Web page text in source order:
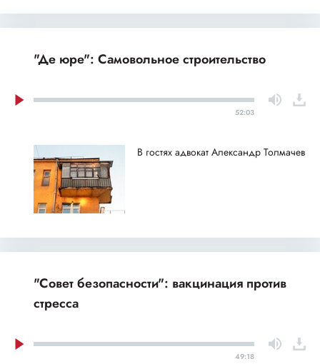
"Де юре": Самовольное строительство
52:03
В гостях адвокат Александр Толмачев
"Совет безопасности": вакцинация против
стресса
49:18